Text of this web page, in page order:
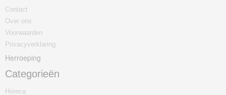
Contact
Over ons
Voorwaarden
Privacyverklaring
Herroeping
Categorieën
Horeca